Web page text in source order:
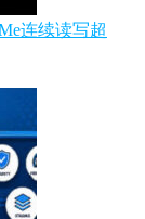
连续读写超